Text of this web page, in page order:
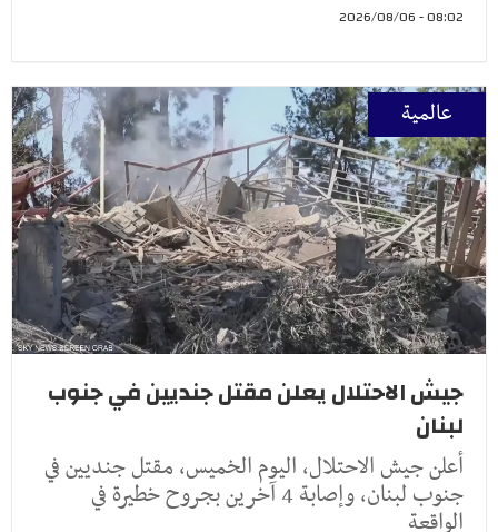
08:02 - 2026/08/06
عالمية
جيش الاحتلال يعلن مقتل جنديين في جنوب
لبنان
أعلن جيش الاحتلال، اليوم الخميس، مقتل جنديين في
جنوب لبنان، وإصابة 4 آخرين بجروح خطيرة في
الواقعة